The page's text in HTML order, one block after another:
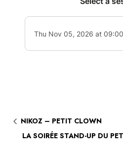
NIKOZ – PETIT CLOWN
LA SOIRÉE STAND-UP DU